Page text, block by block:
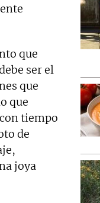
que
ser el
que
que
tiempo
de
joya